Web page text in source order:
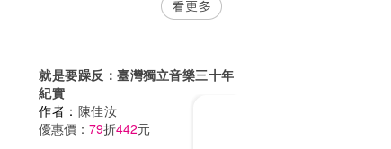
就是要躁反：臺灣獨立音樂三十年
紀實
作者： 陳佳汝
優惠價： 79折442元